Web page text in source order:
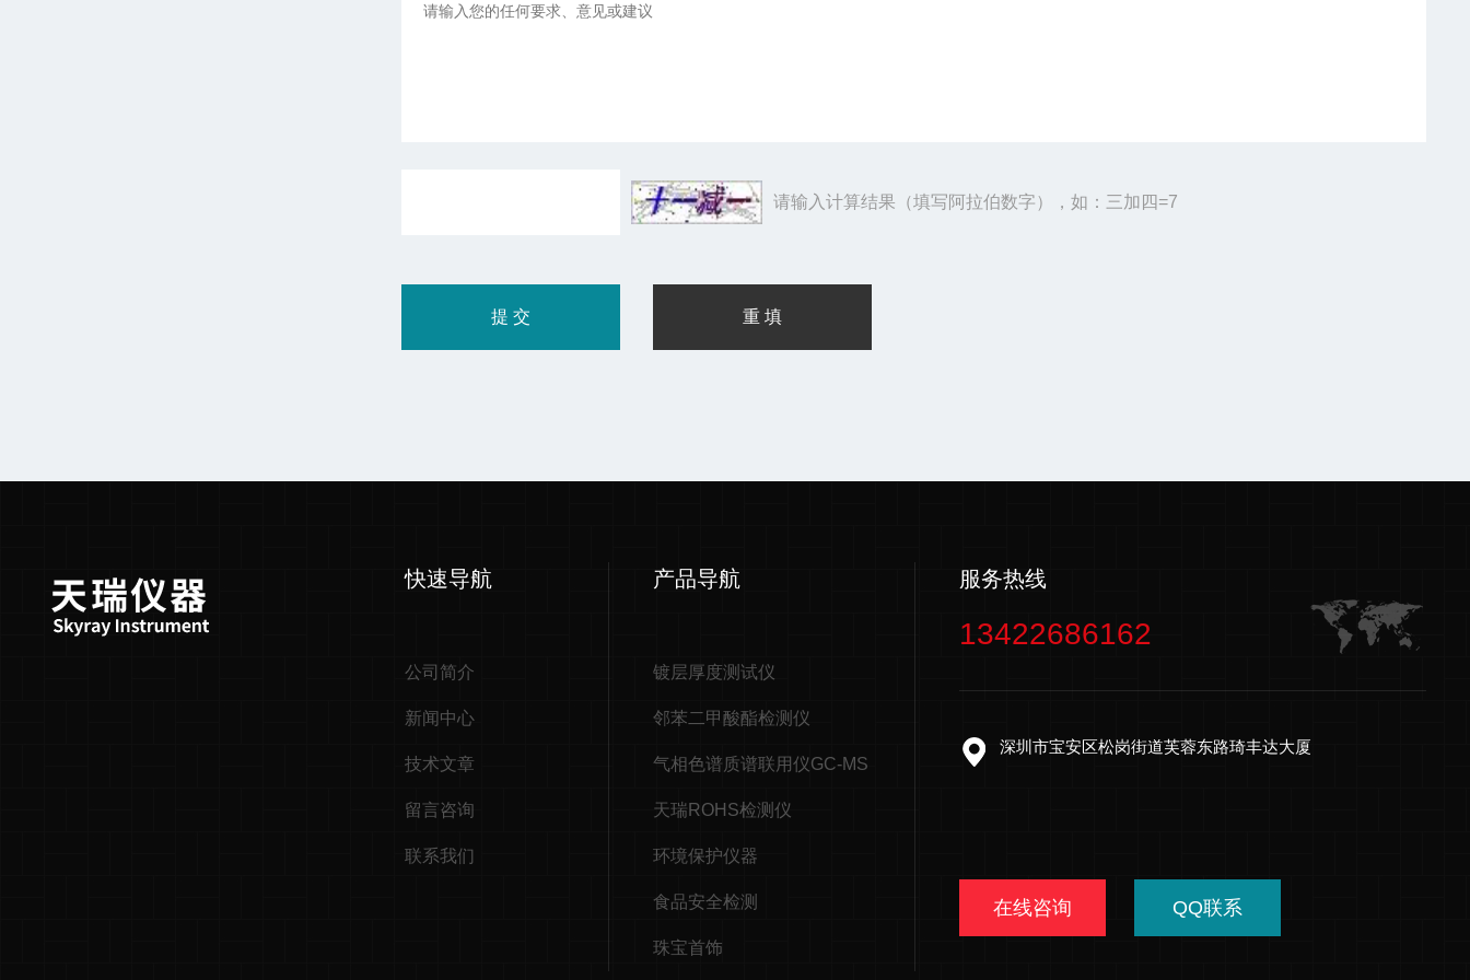
请输入计算结果（填写阿拉伯数字），如：三加四=7
快速导航
公司简介
新闻中心
技术文章
留言咨询
联系我们
产品导航
镀层厚度测试仪
邻苯二甲酸酯检测仪
气相色谱质谱联用仪GC-MS
天瑞ROHS检测仪
环境保护仪器
食品安全检测
珠宝首饰
服务热线
13422686162
深圳市宝安区松岗街道芙蓉东路琦丰达大厦
在线咨询 QQ联系